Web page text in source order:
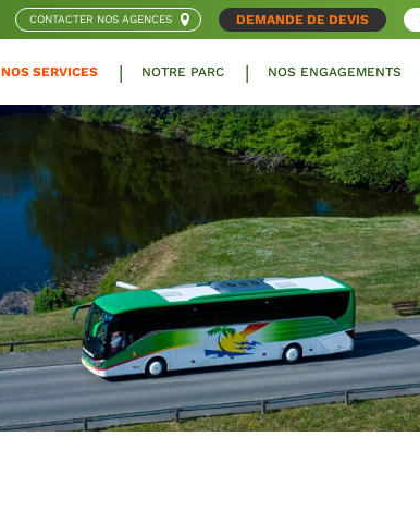
CONTACTER NOS AGENCES DEMANDE DE DEVIS
NOS SERVICES NOTRE PARC NOS ENGAGEMENTS